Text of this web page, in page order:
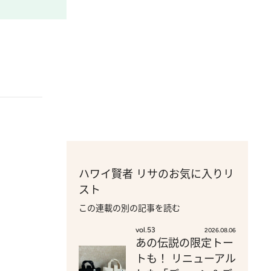
ハワイ賢者 リサのお気に入りリ
スト
この連載の別の記事を読む
vol.53 2026.08.06
あの伝説の限定トー
トも！ リニューアル